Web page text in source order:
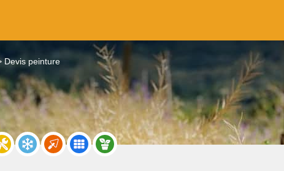
Devis peinture